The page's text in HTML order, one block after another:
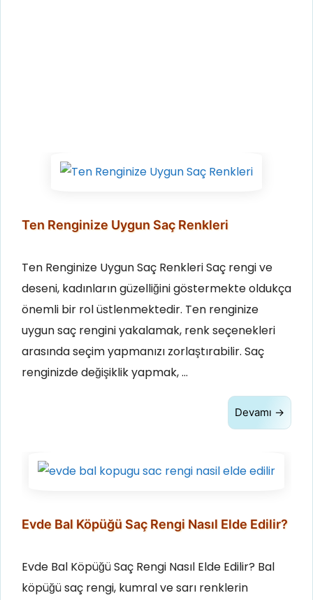
Ten Renginize Uygun Saç Renkleri
Ten Renginize Uygun Saç Renkleri Saç rengi ve
deseni, kadınların güzelliğini göstermekte oldukça
önemli bir rol üstlenmektedir. Ten renginize
uygun saç rengini yakalamak, renk seçenekleri
arasında seçim yapmanızı zorlaştırabilir. Saç
renginizde değişiklik yapmak, …
Devamı →
Evde Bal Köpüğü Saç Rengi Nasıl Elde Edilir?
Evde Bal Köpüğü Saç Rengi Nasıl Elde Edilir? Bal
köpüğü saç rengi, kumral ve sarı renklerin